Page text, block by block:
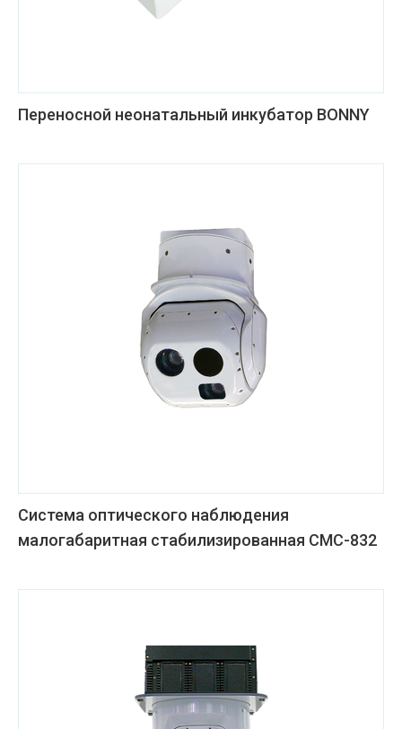
Переносной неонатальный инкубатор BONNY
Система оптического наблюдения
малогабаритная стабилизированная СМС-832